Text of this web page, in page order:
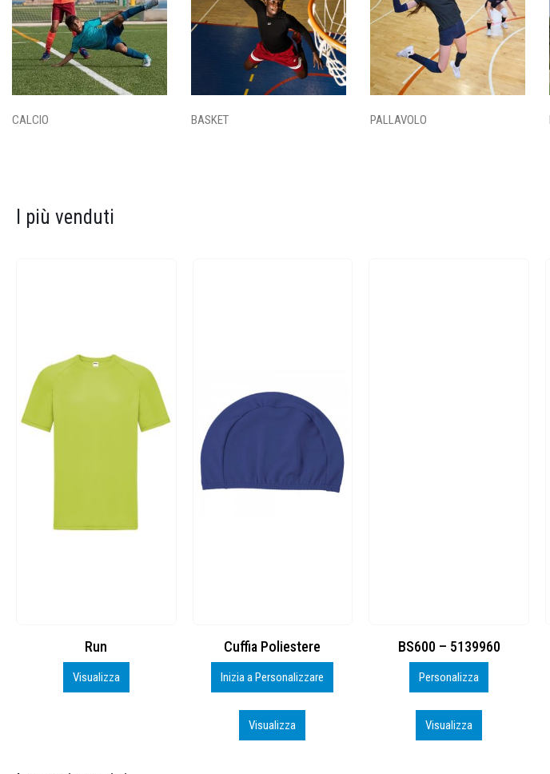
CALCIO BASKET PALLAVOLO
I più venduti
Cuffia Poliestere
Inizia a Personalizzare
BS600 – 5139960
Personalizza
Visualizza
Toppe ricamate in HD
Personalizza
Visualizza